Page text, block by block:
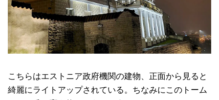
こちらはエストニア政府機関の建物、正面から見ると
綺麗にライトアップされている。ちなみにこのトーム